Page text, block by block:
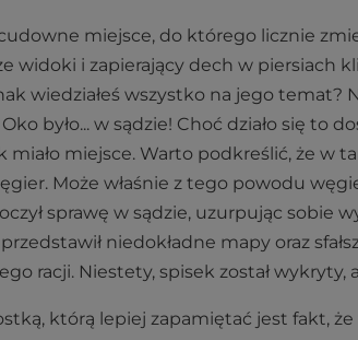
miejsce, do którego licznie
widoki i zapierający dech w piersiach
wiedziałeś wszystko na jego temat?
było... w sądzie! Choć działo się to
miało miejsce. Warto podkreślić, że w
Może właśnie z tego powodu
sprawę w sądzie, uzurpując sobie
niedokładne mapy oraz
racji. Niestety, spisek został wykryty,
którą lepiej zapamiętać jest fakt,